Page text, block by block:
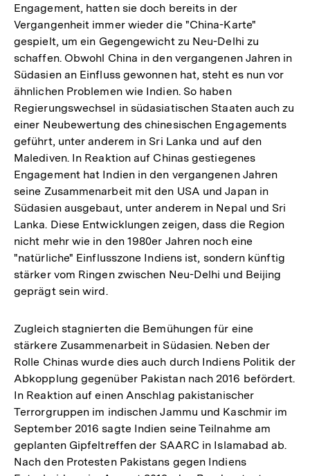
Engagement, hatten sie doch bereits in der
Vergangenheit immer wieder die "China-Karte"
gespielt, um ein Gegengewicht zu Neu-Delhi zu
schaffen. Obwohl China in den vergangenen Jahren in
Südasien an Einfluss gewonnen hat, steht es nun vor
ähnlichen Problemen wie Indien. So haben
Regierungswechsel in südasiatischen Staaten auch zu
einer Neubewertung des chinesischen Engagements
geführt, unter anderem in Sri Lanka und auf den
Malediven. In Reaktion auf Chinas gestiegenes
Engagement hat Indien in den vergangenen Jahren
seine Zusammenarbeit mit den USA und Japan in
Südasien ausgebaut, unter anderem in Nepal und Sri
Lanka. Diese Entwicklungen zeigen, dass die Region
nicht mehr wie in den 1980er Jahren noch eine
"natürliche" Einflusszone Indiens ist, sondern künftig
stärker vom Ringen zwischen Neu-Delhi und Beijing
geprägt sein wird.
Zugleich stagnierten die Bemühungen für eine
stärkere Zusammenarbeit in Südasien. Neben der
Rolle Chinas wurde dies auch durch Indiens Politik der
Abkopplung gegenüber Pakistan nach 2016 befördert.
In Reaktion auf einen Anschlag pakistanischer
Terrorgruppen im indischen Jammu und Kaschmir im
September 2016 sagte Indien seine Teilnahme am
geplanten Gipfeltreffen der SAARC in Islamabad ab.
Nach den Protesten Pakistans gegen Indiens